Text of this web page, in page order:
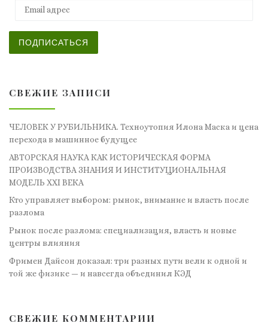
ПОДПИСАТЬСЯ
СВЕЖИЕ ЗАПИСИ
ЧЕЛОВЕК У РУБИЛЬНИКА. Техноутопия Илона Маска и цена
перехода в машинное будущее
АВТОРСКАЯ НАУКА КАК ИСТОРИЧЕСКАЯ ФОРМА
ПРОИЗВОДСТВА ЗНАНИЯ И ИНСТИТУЦИОНАЛЬНАЯ
МОДЕЛЬ XXI ВЕКА
Кто управляет выбором: рынок, внимание и власть после
разлома
Рынок после разлома: специализация, власть и новые
центры влияния
Фримен Дайсон доказал: три разных пути вели к одной и
той же физике — и навсегда объединил КЭД
СВЕЖИЕ КОММЕНТАРИИ